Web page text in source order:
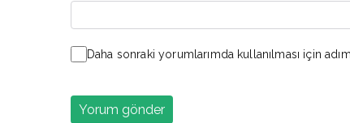
Daha sonraki yorumlarımda kullanılması için